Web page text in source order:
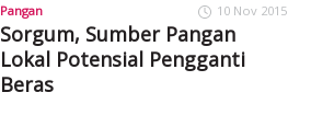
Pangan 10 Nov 2015
Sorgum, Sumber Pangan
Lokal Potensial Pengganti
Beras